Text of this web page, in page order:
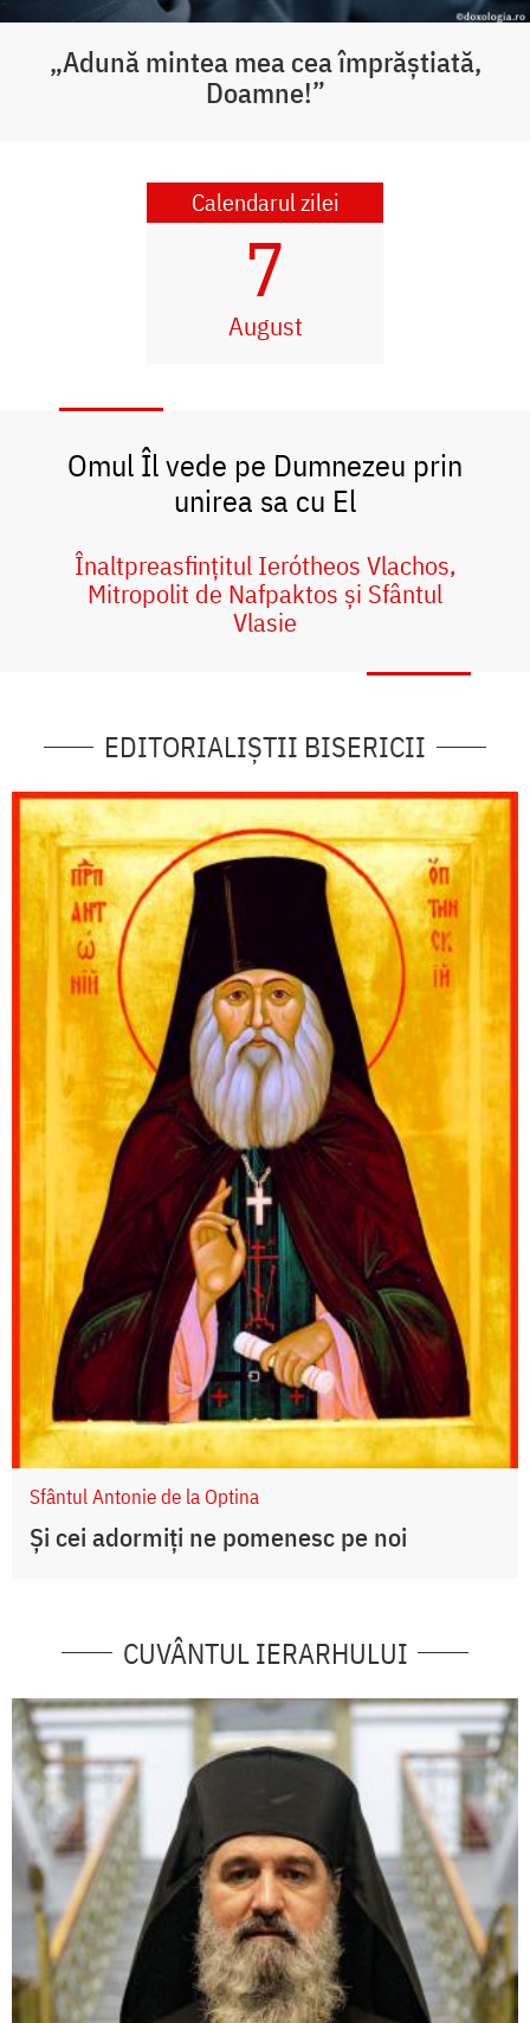
„Adună mintea mea cea împrăștiată,
Doamne!”
Calendarul zilei
7
August
Omul Îl vede pe Dumnezeu prin
unirea sa cu El
Înaltpreasfințitul Ierótheos Vlachos,
Mitropolit de Nafpaktos și Sfântul
Vlasie
EDITORIALIȘTII BISERICII
Sfântul Antonie de la Optina
Și cei adormiți ne pomenesc pe noi
CUVÂNTUL IERARHULUI